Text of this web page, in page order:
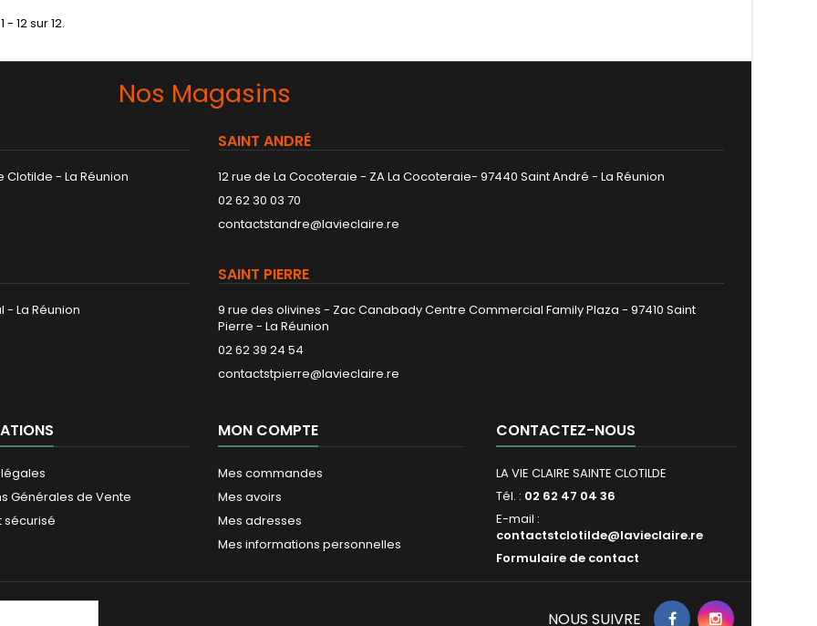
- 12 sur 12.
Nos Magasins
Clotilde - La Réunion
SAINT ANDRÉ
12 rue de La Cocoteraie - ZA La Cocoteraie- 97440 Saint André - La Réunion
02 62 30 03 70
contactstandre@lavieclaire.re
- La Réunion
SAINT PIERRE
9 rue des olivines - Zac Canabady Centre Commercial Family Plaza - 97410 Saint
Pierre - La Réunion
02 62 39 24 54
contactstpierre@lavieclaire.re
Générales de Vente
sécurisé
MON COMPTE
Mes commandes
Mes avoirs
Mes adresses
Mes informations personnelles
CONTACTEZ-NOUS
LA VIE CLAIRE SAINTE CLOTILDE
Tél. : 02 62 47 04 36
E-mail :
contactstclotilde@lavieclaire.re
Formulaire de contact
NOUS SUIVRE